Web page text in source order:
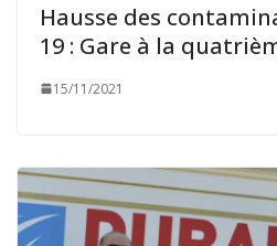
Hausse des
19 : Gare à la
15/11/2021